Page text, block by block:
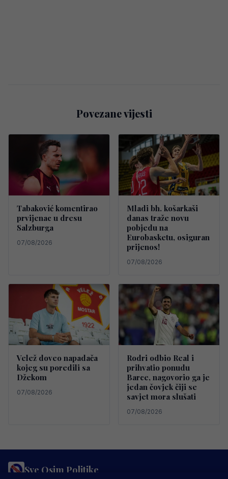
Povezane vijesti
Tabaković komentirao
prvijenac u dresu
Salzburga
07/08/2026
Mladi bh. košarkaši
danas traže novu
pobjedu na
Eurobasketu, osiguran
prijenos!
07/08/2026
Velež doveo napadača
kojeg su poredili sa
Džekom
07/08/2026
Rodri odbio Real i
prihvatio ponudu
Barce, nagovorio ga je
jedan čovjek čiji se
savjet mora slušati
07/08/2026
Sve Osim Politike